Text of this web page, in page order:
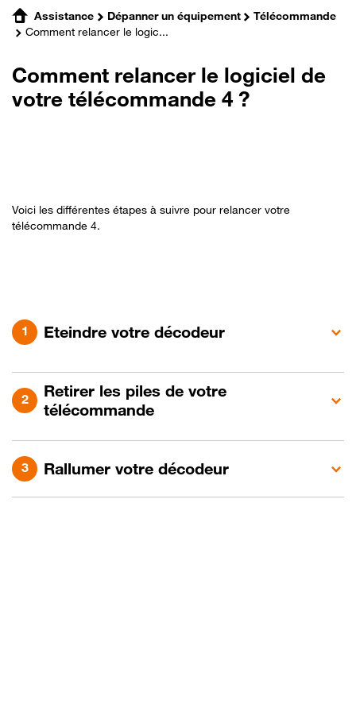
Assistance Dépanner un équipement
Télécommande
Comment relancer le logic...
Comment relancer le logiciel de
votre télécommande 4 ?
Voici les différentes étapes à suivre pour relancer votre
télécommande 4.
Eteindre votre décodeur
Retirer les piles de votre
télécommande
Rallumer votre décodeur